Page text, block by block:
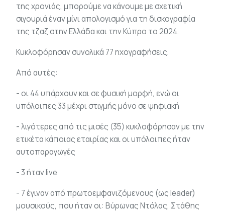
της χρονιάς, μπορούμε να κάνουμε με σχετική
σιγουριά έναν μίνι απολογισμό για τη δισκογραφία
της τζαζ στην Ελλάδα και την Κύπρο το 2024.
Κυκλοφόρησαν συνολικά 77 ηχογραφήσεις.
Από αυτές:
- οι 44 υπάρχουν και σε φυσική μορφή, ενώ οι
υπόλοιπες 33 μέχρι στιγμής μόνο σε ψηφιακή
- λιγότερες από τις μισές (35) κυκλοφόρησαν με την
ετικέτα κάποιας εταιρίας και οι υπόλοιπες ήταν
αυτοπαραγωγές
- 3 ήταν live
- 7 έγιναν από πρωτοεμφανιζόμενους (ως leader)
μουσικούς, που ήταν οι: Βύρωνας Ντόλας, Στάθης